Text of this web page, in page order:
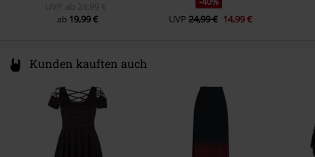
UVP ab 24,99 €
ab 19,99 € UVP 24,99 € 14,99 €
Kunden kauften auch